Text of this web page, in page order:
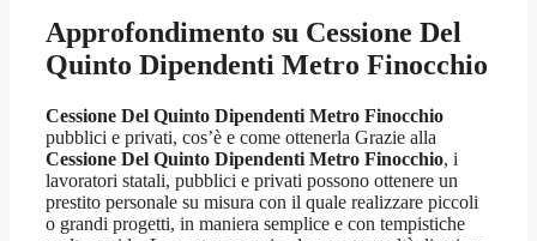
Approfondimento su Cessione Del
Quinto Dipendenti Metro Finocchio
Cessione Del Quinto Dipendenti Metro Finocchio
pubblici e privati, cos’è e come ottenerla Grazie alla
Cessione Del Quinto Dipendenti Metro Finocchio, i
lavoratori statali, pubblici e privati possono ottenere un
prestito personale su misura con il quale realizzare piccoli
o grandi progetti, in maniera semplice e con tempistiche